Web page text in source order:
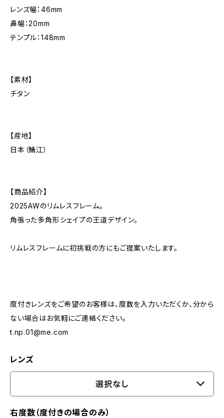
レンズ幅：46mm
鼻幅：20mm
テンプル：148mm
【素材】
チタン
【産地】
日本（鯖江）
【商品紹介】
2025AWのリムレスフレーム。
角張った多角形シェイプの王道デザイン。
リムレスフレームに初挑戦の方にもご提案いたします。
度付きレンズをご希望のお客様は、度数を入力いただくか、分から
ない場合はお気軽にご連絡ください。
t.np.01@me.com
レンズ
選択なし
右度数（度付きの場合のみ）